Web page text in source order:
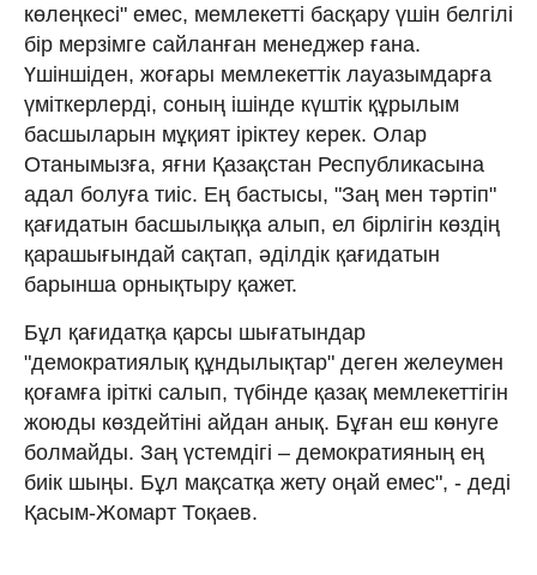
көлеңкесі" емес, мемлекетті басқару үшін белгілі
бір мерзімге сайланған менеджер ғана.
Үшіншіден, жоғары мемлекеттік лауазымдарға
үміткерлерді, соның ішінде күштік құрылым
басшыларын мұқият іріктеу керек. Олар
Отанымызға, яғни Қазақстан Республикасына
адал болуға тиіс. Ең бастысы, "Заң мен тәртіп"
қағидатын басшылыққа алып, ел бірлігін көздің
қарашығындай сақтап, әділдік қағидатын
барынша орнықтыру қажет.
Бұл қағидатқа қарсы шығатындар
"демократиялық құндылықтар" деген желеумен
қоғамға іріткі салып, түбінде қазақ мемлекеттігін
жоюды көздейтіні айдан анық. Бұған еш көнуге
болмайды. Заң үстемдігі – демократияның ең
биік шыңы. Бұл мақсатқа жету оңай емес", - деді
Қасым-Жомарт Тоқаев.